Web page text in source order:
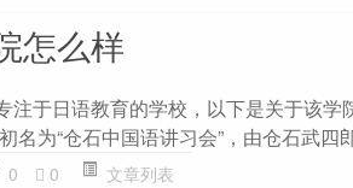
怎么样
注于日语教育的学校，以下是关于该学
名为“仓石中国语讲习会”，由仓石武四
0 0 文章列表